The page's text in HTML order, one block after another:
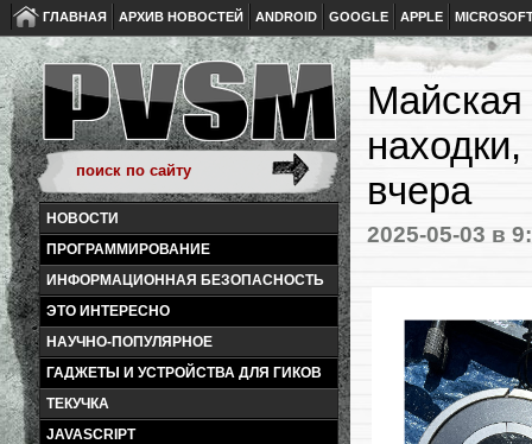
ГЛАВНАЯ АРХИВ НОВОСТЕЙ ANDROID GOOGLE APPLE
НОВОСТИ
ПРОГРАММИРОВАНИЕ
ИНФОРМАЦИОННАЯ БЕЗОПАСНОСТЬ
ЭТО ИНТЕРЕСНО
НАУЧНО-ПОПУЛЯРНОЕ
ГАДЖЕТЫ И УСТРОЙСТВА ДЛЯ ГИКОВ
ТЕКУЧКА
JAVASCRIPT
Майская
вчера
2025-05-03 в